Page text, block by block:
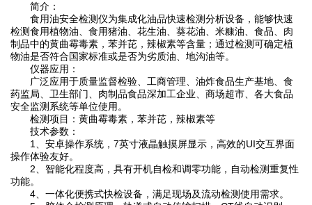
简介：
食用油安全检测仪为集成化油品快速检测分析设备，能够快速
检测食用植物油、食用猪油、花生油、葵花油、米糠油、食品、肉
制品中的黄曲霉毒素，苯并芘，辣椒素等含量；通过检测可确定植
物油是否符合国家标准或是否为劣质油、地沟油等。
仪器应用：
广泛应用于质量监督检验、工商管理、油炸食品生产基地、食
药监局、卫生部门、肉制品食品深加工企业、商场超市、各大食品
安全监测系统等单位使用。
检测项目：黄曲霉毒素，苯并芘，辣椒素等
技术参数：
1、安卓操作系统，7英寸液晶触摸屏显示，高效的UI交互界面
操作体验友好。
2、智能化程度高，具有开机自检和调零功能，自动检测重复性
功能。
4、一体化便携式快检设备，满足现场及流动检测使用需求。